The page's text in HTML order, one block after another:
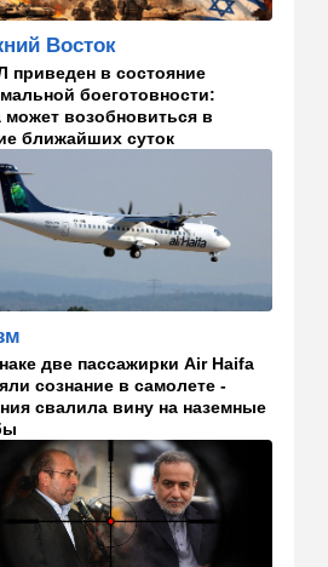
И грянул Грэм: Сенат США
одобрил ужесточение
санкций против России и
Ирана
Транспорт
Почему Израиль до сих пор
не решил проблему пробок,
несмотря на вложенные
миллиарды
Ближний Восток
Вывести войска: ливанцы
уповают на будущие
израильские выборы
Мнения
И еще про Иран…
Общество
Главное забыл: летевший в
Израиль рейс оказался под
угрозой
Восток
приведен в состояние
боеготовности:
может возобновиться в
ближайших суток
две пассажирки Air Haifa
сознание в самолете -
свалила вину на наземные